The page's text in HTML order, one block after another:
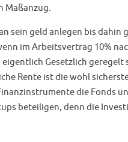
Maßanzug.
geld anlegen bis dahin
im Arbeitsvertrag 10%
Gesetzlich
Rente ist die wohl
die Fonds
beteiligen, denn die